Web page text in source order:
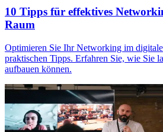
10 Tipps für effektives
Raum
Optimieren Sie Ihr Networking im
praktischen Tipps. Erfahren Sie, wie Sie
aufbauen können.